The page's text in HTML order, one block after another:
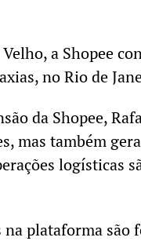
a Shopee
no Rio de
da Shopee,
mas também
logísticas
na plataforma são